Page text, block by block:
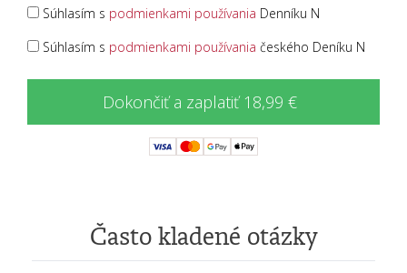
Súhlasím s podmienkami používania Denníku N
Súhlasím s podmienkami používania českého Deníku N
Dokončiť a zaplatiť 18,99 €
Často kladené otázky